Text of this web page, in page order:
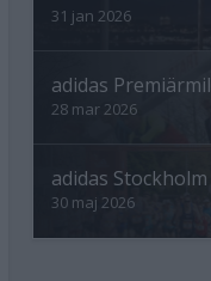
31 jan 2026
adidas
28 mar 2026
adidas
30 maj 2026